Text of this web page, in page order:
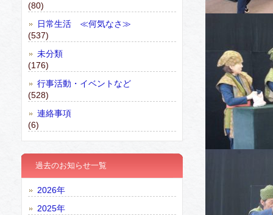
(80)
日常生活 ≪何気なさ≫
(537)
未分類
(176)
行事活動・イベントなど
(528)
連絡事項
(6)
過去のお知らせ一覧
2026年
2025年